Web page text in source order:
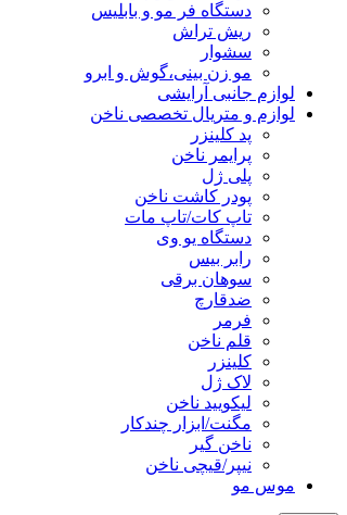
دستگاه فر مو و بابلیس
ریش تراش
سشوار
مو زن بینی،گوش و ابرو
لوازم جانبی آرایشی
لوازم و متریال تخصصی ناخن
پد کلینزر
پرایمر ناخن
پلی ژل
پودر کاشت ناخن
تاپ کات/تاپ مات
دستگاه یو وی
رابر بیس
سوهان برقی
ضدقارچ
فرمر
قلم ناخن
کلینزر
لاک ژل
لیکوييد ناخن
مگنت/ابزار چندکار
ناخن گیر
نیپر/قیچی ناخن
موس مو